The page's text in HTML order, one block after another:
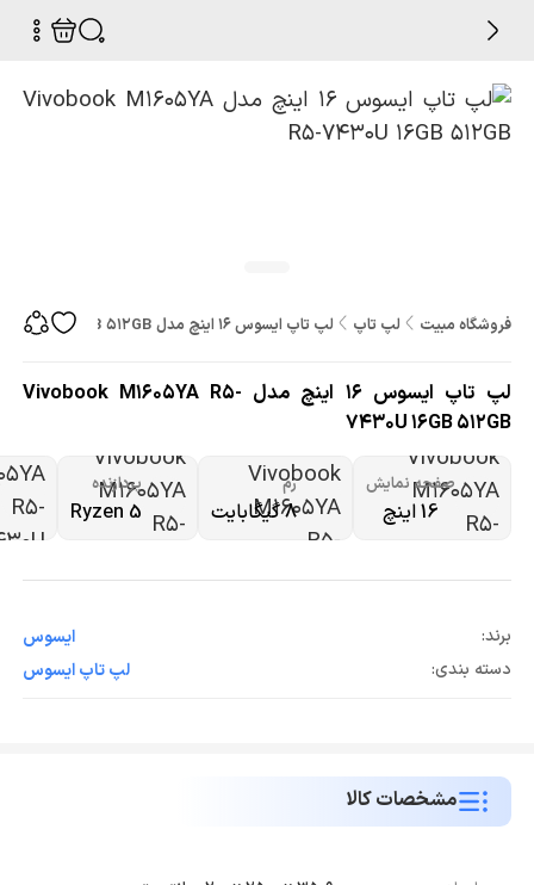
فروشگاه مبیت لپ تاپ لپ تاپ ایسوس 16 اینچ مدل Vivobook M1605YA R5-7430U 16GB 512GB
لپ تاپ ایسوس 16 اینچ مدل Vivobook M1605YA R5-
7430U 16GB 512GB
صفحه نمایش
16 اینچ
رم
8 گیگابایت
پردازنده
Ryzen 5
برند:
ایسوس
دسته بندی:
لپ تاپ ایسوس
مشخصات کالا